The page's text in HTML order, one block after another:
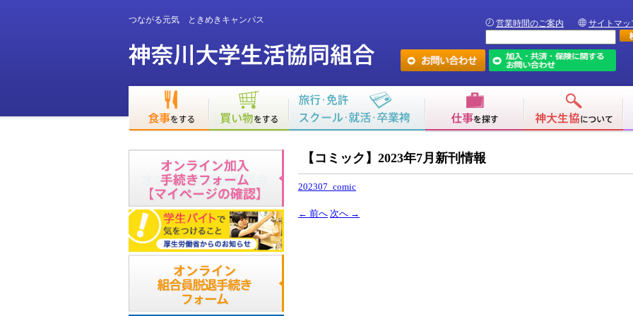
つながる元気 ときめきキャンパス 営業時間のご案内 サイトマッ
【コミック】2023年7月新刊情報
202307_comic
← 前へ 次へ →